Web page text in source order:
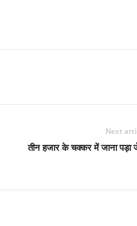
Next
तीन हजार के चक्कर में जाना पड़ा